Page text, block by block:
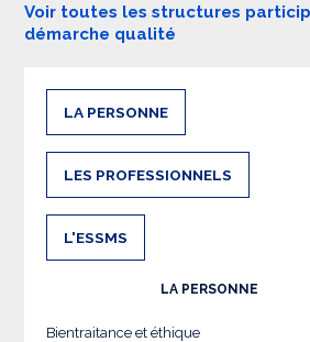
Voir toutes les structures
démarche qualité
LA PERSONNE
LES PROFESSIONNELS
L'ESSMS
LA PERSONNE
Bientraitance et éthique